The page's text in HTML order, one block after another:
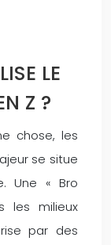
LE
Z ?
chose, les
se situe
Une « Bro
les milieux
par des